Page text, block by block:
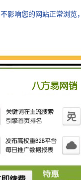
防护措施，如
减少药剂的使
小。
护的便利性，
厂、工业水处
和效果，实现智